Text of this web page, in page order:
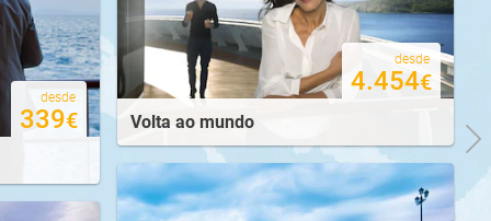
desde
339€ Volta ao mundo
desde
4.454€